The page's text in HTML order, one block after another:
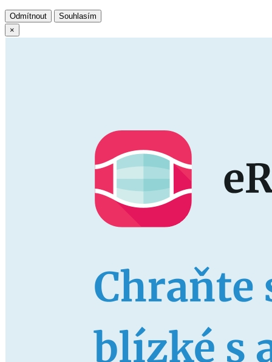
Odmítnout
Souhlasím
×